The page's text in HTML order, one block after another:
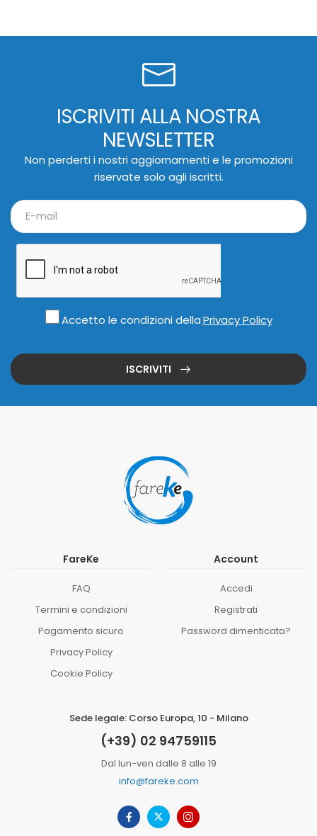
ISCRIVITI ALLA NOSTRA
NEWSLETTER
Non perderti i nostri aggiornamenti e le promozioni
riservate solo agli iscritti.
Accetto le condizioni dellaPrivacy Policy
ISCRIVITI
FareKe
FAQ
Termini e condizioni
Pagamento sicuro
Privacy Policy
Cookie Policy
Account
Accedi
Registrati
Password dimenticata?
Sede legale: Corso Europa, 10 - Milano
(+39) 02 94759115
Dal lun-ven dalle 8 alle 19
info@fareke.com